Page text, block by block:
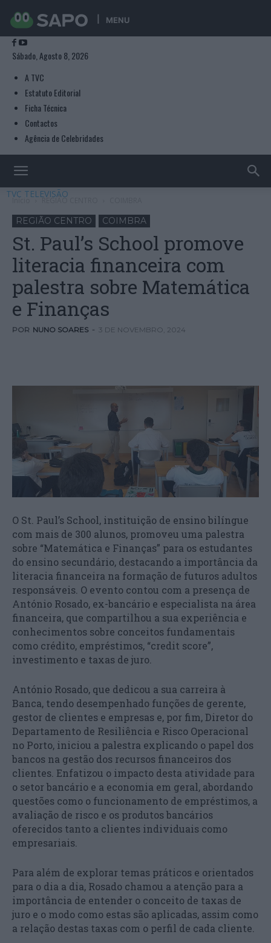
MENU
Sábado, Agosto 8, 2026
A TVC
Estatuto Editorial
Ficha Técnica
Contactos
Agência de Celebridades
TVC TELEVISÃO
Início REGIÃO CENTRO
REGIÃO CENTRO COIMBRA
St. Paul’s School promove
literacia financeira com
palestra sobre Matemática
e Finanças
POR NUNO SOARES - 3 DE NOVEMBRO, 2024
O St. Paul’s School, instituição de ensino bilíngue
com mais de 300 alunos, promoveu uma palestra
sobre “Matemática e Finanças” para os estudantes
do ensino secundário, destacando a importância da
literacia financeira na formação de futuros adultos
responsáveis. O evento contou com a presença de
António Rosado, ex-bancário e especialista na área
financeira, que compartilhou a sua experiência e
conhecimentos sobre conceitos fundamentais
como crédito, empréstimos, “credit score”,
investimento e taxas de juro.
António Rosado, que dedicou a sua carreira à
Banca, tendo desempenhado funções de gerente,
gestor de clientes e empresas e, por fim, Diretor do
Departamento de Resiliência e Risco Operacional
no Porto, iniciou a palestra explicando o papel dos
bancos na gestão dos recursos financeiros dos
clientes. Enfatizou o impacto desta atividade para
o setor bancário e a economia em geral, abordando
questões como o funcionamento de empréstimos, a
avaliação de risco e os produtos bancários
oferecidos tanto a clientes individuais como
empresariais.
Para além de explorar temas práticos e orientados
para o dia a dia, Rosado chamou a atenção para a
importância de entender o conceito de taxas de
juro e o modo como estas são aplicadas, assim como
a relação destas taxas com o perfil de cada cliente.